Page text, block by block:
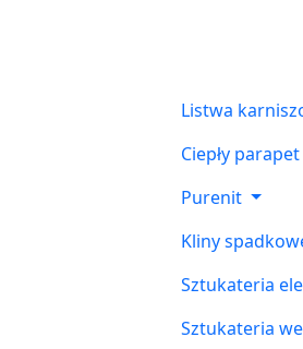
Listwa
Ciepły parapet
Purenit
Kliny
Sztukateria
Sztukateria